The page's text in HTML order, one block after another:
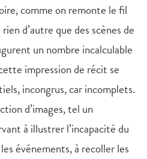
comme on remonte le fil
d’autre que des scènes de
un nombre incalculable
impression de récit se
incongrus, car incomplets.
d’images, tel un
à illustrer l’incapacité du
événements, à recoller les